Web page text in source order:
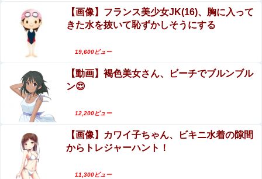
【速報】日本共産党、沖縄県知事選で公職選挙法違
反！！！ 110番通報されても辞全くめない件
【流出】 清楚系女子大生、裏でこんなハードコアセ○クス
してたとか嘘だろ…（動画あり）
【動画】経験の少なそうな地味巨乳♀、いきなり同人AVで
生挿入セックスしてしまう。 日本終わりすぎだろ・・・
透け透け！！ 山本里菜アナ【GIF動画あり】
【悲報】台風13号の進路予想がおかしい 直角に曲がって
九州上陸の可能性
に無料で読む方法│スタジオサウスポー
に巻き込まれた軽バンの車載。
エロ漫画『りんこと叔父さんの初めての夏休み』
をrawやhitomiを使わずに無料で読む方法│しぷお
る
影山優佳、赤ランジェリー×網タイツがスケベ過ぎ
る！只の痴女だろ・・・
【画像】フランス美少女JK(16)、胸に入って
きた水を抜いて恥ずかしそうにする
19,600ビュー
【動画】褐色美女さん、ビーチでブルンブル
ン😍
12,200ビュー
【画像】カワイ子ちゃん、ビキニ水着の隙間
からトレジャーハント！
11,300ビュー